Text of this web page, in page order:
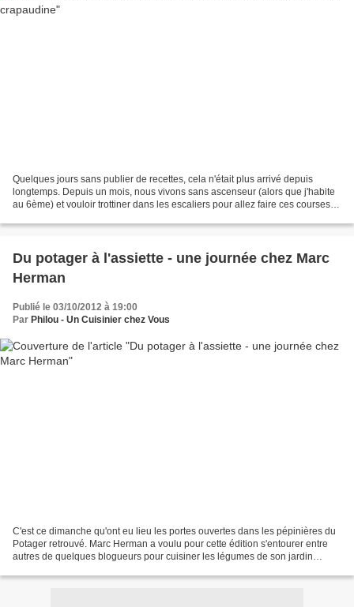
Quelques jours sans publier de recettes, cela n'était plus arrivé depuis
longtemps. Depuis un mois, nous vivons sans ascenseur (alors que j'habite
au 6ème) et vouloir trottiner dans les escaliers pour allez faire ces courses,
Du potager à l'assiette - une journée chez Marc
Herman
Publié le 03/10/2012 à 19:00
Par Philou - Un Cuisinier chez Vous
C'est ce dimanche qu'ont eu lieu les portes ouvertes dans les pépinières du
Potager retrouvé. Marc Herman a voulu pour cette édition s'entourer entre
autres de quelques blogueurs pour cuisiner les légumes de son jardin